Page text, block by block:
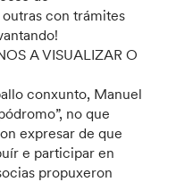
con trámites
A VISUALIZAR O
conxunto, Manuel
no que
expresar de que
e participar en
propuxeron